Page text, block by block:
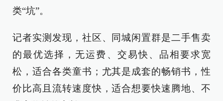
类“坑”。
记者实测发现，社区、同城闲置群是二手售卖
的最优选择，无运费、交易快、品相要求宽
松，适合各类童书；尤其是成套的畅销书，性
价比高且流转速度快，适合想要快速腾地、不